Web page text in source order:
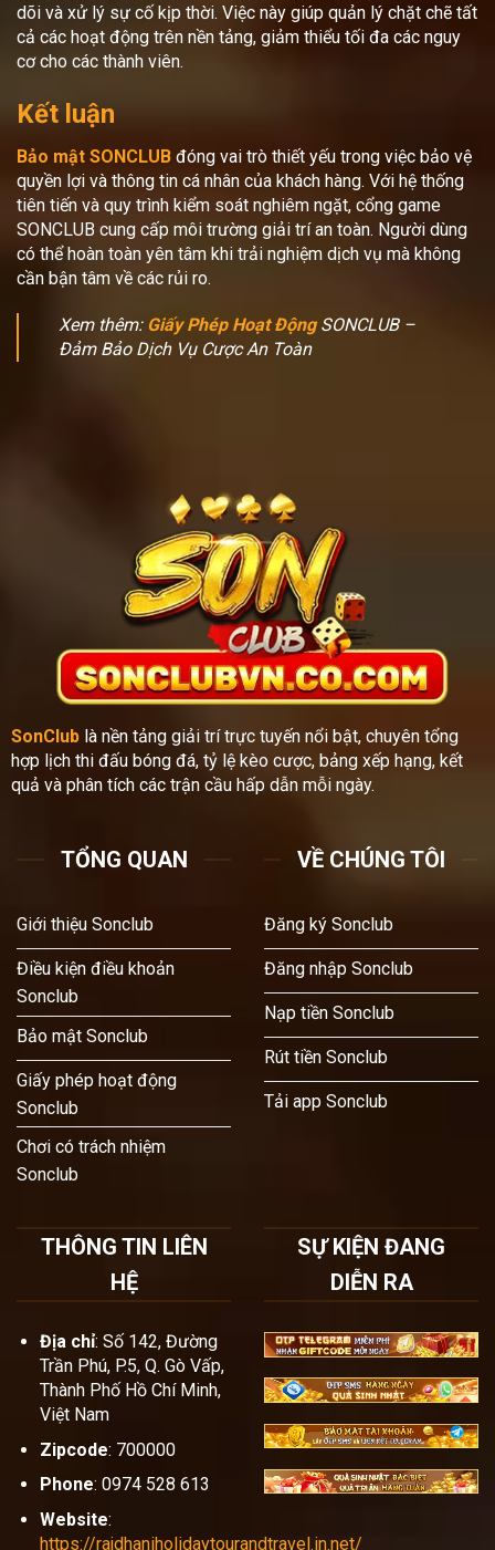
dõi và xử lý sự cố kịp thời. Việc này giúp quản lý chặt chẽ tất
cả các hoạt động trên nền tảng, giảm thiểu tối đa các nguy
cơ cho các thành viên.
Kết luận
Bảo mật SONCLUB đóng vai trò thiết yếu trong việc bảo vệ
quyền lợi và thông tin cá nhân của khách hàng. Với hệ thống
tiên tiến và quy trình kiểm soát nghiêm ngặt, cổng game
SONCLUB cung cấp môi trường giải trí an toàn. Người dùng
có thể hoàn toàn yên tâm khi trải nghiệm dịch vụ mà không
cần bận tâm về các rủi ro.
Xem thêm: Giấy Phép Hoạt ĐộngSONCLUB –
Đảm Bảo Dịch Vụ Cược An Toàn
SonClublà nền tảng giải trí trực tuyến nổi bật, chuyên tổng
hợp lịch thi đấu bóng đá, tỷ lệ kèo cược, bảng xếp hạng, kết
quả và phân tích các trận cầu hấp dẫn mỗi ngày.
TỔNG QUAN
Giới thiệu Sonclub
Điều kiện điều khoản
Sonclub
Bảo mật Sonclub
Giấy phép hoạt động
Sonclub
Chơi có trách nhiệm
Sonclub
VỀ CHÚNG TÔI
Đăng ký Sonclub
Đăng nhập Sonclub
Nạp tiền Sonclub
Rút tiền Sonclub
Tải app Sonclub
THÔNG TIN LIÊN
HỆ
Địa chỉ: Số 142, Đường
Trần Phú, P.5, Q. Gò Vấp,
Thành Phố Hồ Chí Minh,
Việt Nam
Zipcode: 700000
Phone: 0974 528 613
Website:
https://rajdhaniholidaytourandtravel.in.net/
SỰ KIỆN ĐANG
DIỄN RA